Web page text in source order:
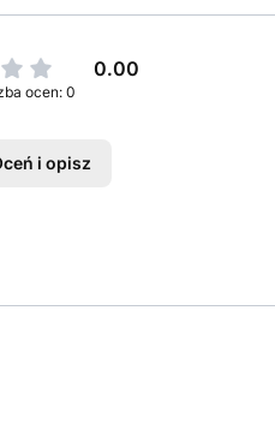
0.00
ocen: 0
i opisz